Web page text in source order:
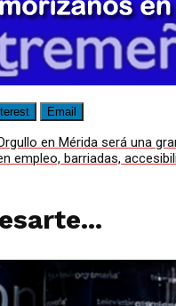
Email
en Mérida será una
empleo, barriadas,